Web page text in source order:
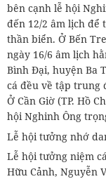
bên cạnh lễ hội
đến 12/2 âm lịch để
thần biển. Ở Bến
ngày 16/6 âm lịch
Bình Đại, huyện Ba
cá đều về tập trung
Ở Cần Giờ (TP. Hồ
hội Nghinh Ông
Lễ hội tưởng nhớ
Lễ hội tưởng niệm
Hữu Cảnh, Nguyễn